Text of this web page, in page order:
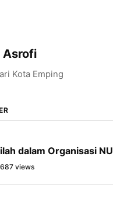
Asrofi
Kota Emping
dalam Organisasi NU
687 views